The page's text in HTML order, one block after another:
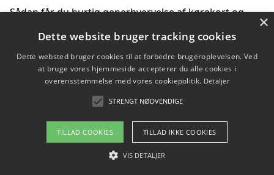
Sådan får du hurtig generhvervelse af kørekort og
Sådan lærer du miljørigtig kørsel hos en køreskole i
Gentofte
Copyright 2026 - Pilanto Aps
Om / kontakt
×
Dette website bruger tracking cookies
Dette websted bruger cookies til at forbedre brugeroplevelsen. Ved
at bruge vores hjemmeside accepterer du alle cookies i
overensstemmelse med vores cookiepolitik. Detaljer
STRENGT NØDVENDIGE
TILLAD COOKIES TILLAD IKKE COOKIES
VIS DETALJER